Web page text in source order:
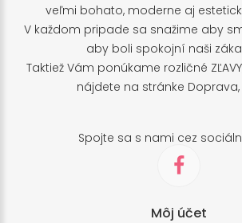
veľmi bohato, moderne aj
V každom pripade sa snažime aby
aby boli spokojní naši
Taktiež Vám ponúkame rozličné
nájdete na stránke
Spojte sa s nami cez
Môj účet